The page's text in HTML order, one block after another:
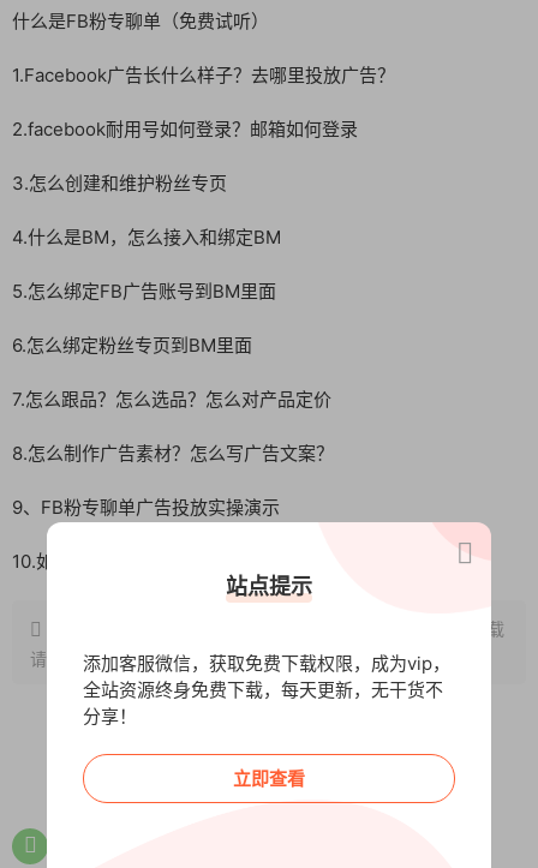
什么是FB粉专聊单（免费试听）
1.Facebook广告长什么样子？去哪里投放广告？
2.facebook耐用号如何登录？邮箱如何登录
3.怎么创建和维护粉丝专页
4.什么是BM，怎么接入和绑定BM
5.怎么绑定FB广告账号到BM里面
6.怎么绑定粉丝专页到BM里面
7.怎么跟品？怎么选品？怎么对产品定价
8.怎么制作广告素材？怎么写广告文案？
9、FB粉专聊单广告投放实操演示
10.如何选择FB广告受众
，转载
请注明出处~~~
站点提示
添加客服微信，获取免费下载权限，成为vip，
全站资源终身免费下载，每天更新，无干货不
分享！
立即查看